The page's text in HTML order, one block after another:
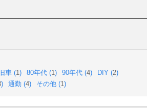
旧車 (1) 80年代 (1) 90年代 (4) DIY (2)
) 通勤 (4) その他 (1)